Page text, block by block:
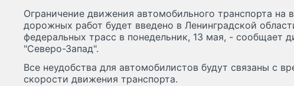
Ограничение движения автомобильного транспорта на
дорожных работ будет введено в Ленинградской
федеральных трасс в понедельник, 13 мая, - сообщает
"Северо-Запад".
Все неудобства для автомобилистов будут связаны с
скорости движения транспорта.